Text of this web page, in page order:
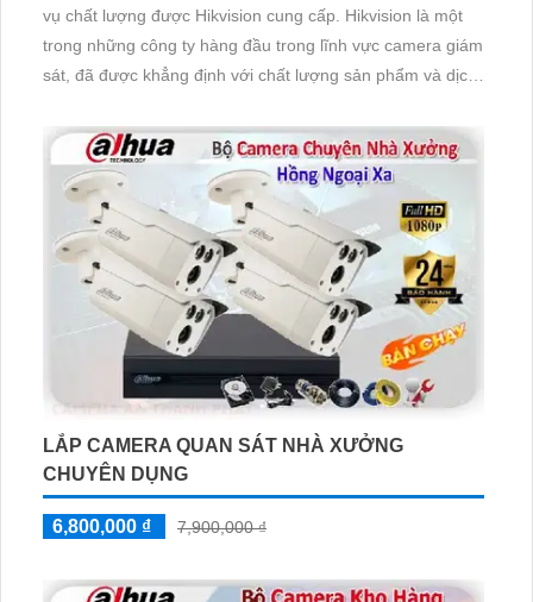
vụ chất lượng được Hikvision cung cấp. Hikvision là một
trong những công ty hàng đầu trong lĩnh vực camera giám
sát, đã được khẳng định với chất lượng sản phẩm và dịch
camera chuyên nghiệp mà còn bao gồm cung cấp thông
tin chi tiết về cách sử dụng và bảo trì camera
LẮP CAMERA QUAN SÁT NHÀ XƯỞNG
CHUYÊN DỤNG
6,800,000 ₫ 7,900,000 ₫